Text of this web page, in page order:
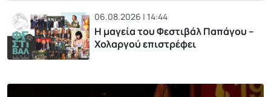
06.08.2026 | 14:44
Η μαγεία του Φεστιβάλ Παπάγου –
Χολαργού επιστρέφει